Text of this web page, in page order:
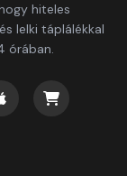
hiteles
lelki táplálékkal
órában.